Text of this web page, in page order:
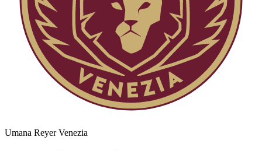
Umana Reyer Venezia